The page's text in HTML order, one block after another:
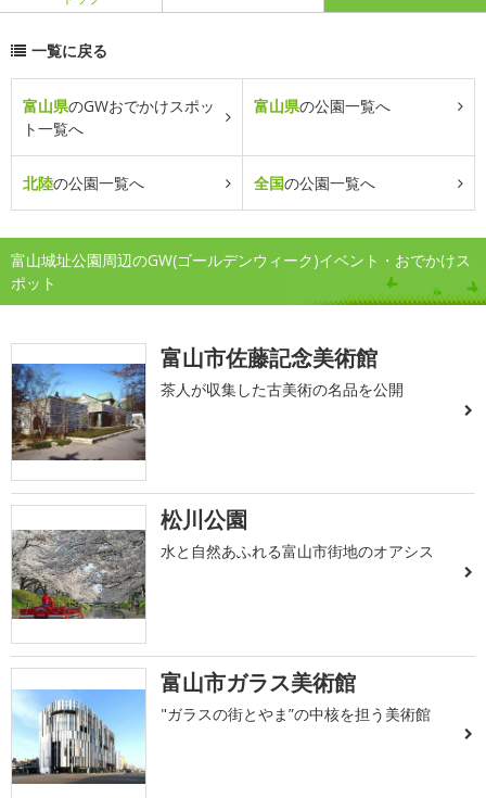
一覧に戻る
富山県のGWおでかけスポッ
ト一覧へ
富山県の公園一覧へ
北陸の公園一覧へ 全国の公園一覧へ
富山城址公園周辺のGW(ゴールデンウィーク)イベント・おでかけス
ポット
富山市佐藤記念美術館
茶人が収集した古美術の名品を公開
松川公園
水と自然あふれる富山市街地のオアシス
富山市ガラス美術館
"ガラスの街とやま”の中核を担う美術館